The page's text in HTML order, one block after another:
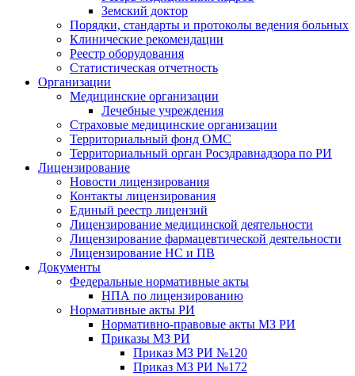
Земский доктор
Порядки, стандарты и протоколы ведения больных
Клинические рекомендации
Реестр оборудования
Статистическая отчетность
Организации
Медицинские организации
Лечебные учреждения
Страховые медицинские организации
Территориальный фонд ОМС
Территориальный орган Росздравнадзора по РИ
Лицензирование
Новости лицензирования
Контакты лицензирования
Единый реестр лицензий
Лицензирование медицинской деятельности
Лицензирование фармацевтической деятельности
Лицензирование НС и ПВ
Документы
Федеральные нормативные акты
НПА по лицензированию
Нормативные акты РИ
Нормативно-правовые акты МЗ РИ
Приказы МЗ РИ
Приказ МЗ РИ №120
Приказ МЗ РИ №172